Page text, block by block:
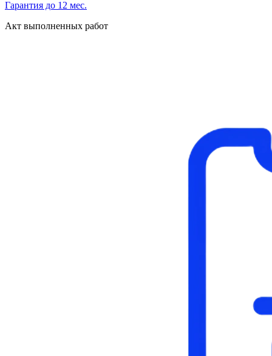
Гарантия до 12 мес.
Акт выполненных работ